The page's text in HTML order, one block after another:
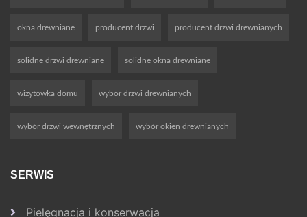
okna drewniane producent drzwi producent drzwi drewnianych
solidne drzwi drewniane solidne okna drewniane
wizytówka domu wybór drzwi drewnianych
wybór drzwi wewnętrznych wybór okien drewnianych
SERWIS
Pielęgnacja i konserwacja